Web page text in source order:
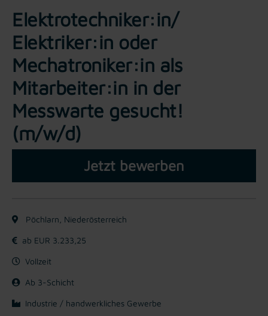
Elektrotechniker:in/
Elektriker:in oder
Mechatroniker:in als
Mitarbeiter:in in der
Messwarte gesucht!
(m/w/d)
Jetzt bewerben
Pöchlarn, Niederösterreich
ab EUR 3.233,25
Vollzeit
Ab 3-Schicht
Industrie / handwerkliches Gewerbe